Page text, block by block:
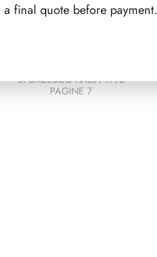
SFORZESCO ITALIA 1995
PAGINE 7
final quote before payment.